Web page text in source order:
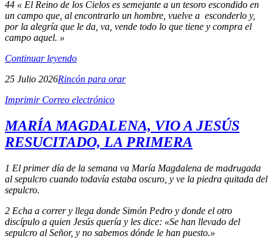
44 « El Reino de los Cielos es semejante a un tesoro escondido en
un campo que, al encontrarlo un hombre, vuelve a esconderlo y,
por la alegría que le da, va, vende todo lo que tiene y compra el
campo aquel. »
Continuar leyendo
25 Julio 2026Rincón para orar
Imprimir Correo electrónico
MARÍA MAGDALENA, VIO A JESÚS
RESUCITADO, LA PRIMERA
1 El primer día de la semana va María Magdalena de madrugada
al sepulcro cuando todavía estaba oscuro, y ve la piedra quitada del
sepulcro.
2 Echa a correr y llega donde Simón Pedro y donde el otro
discípulo a quien Jesús quería y les dice: «Se han llevado del
sepulcro al Señor, y no sabemos dónde le han puesto.»